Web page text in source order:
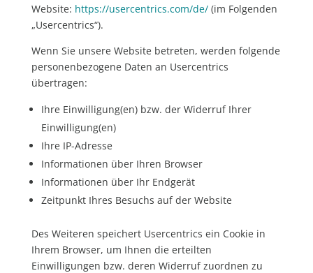
Website: https://usercentrics.com/de/(im Folgenden
„Usercentrics“).
Wenn Sie unsere Website betreten, werden folgende
personenbezogene Daten an Usercentrics
übertragen:
Ihre Einwilligung(en) bzw. der Widerruf Ihrer
Einwilligung(en)
Ihre IP-Adresse
Informationen über Ihren Browser
Informationen über Ihr Endgerät
Zeitpunkt Ihres Besuchs auf der Website
Des Weiteren speichert Usercentrics ein Cookie in
Ihrem Browser, um Ihnen die erteilten
Einwilligungen bzw. deren Widerruf zuordnen zu